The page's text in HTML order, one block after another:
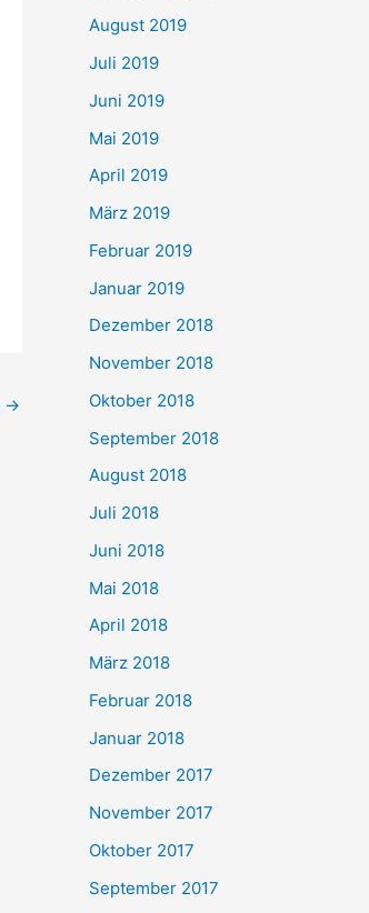
→
August 2019
Juli 2019
Juni 2019
Mai 2019
April 2019
März 2019
Februar 2019
Januar 2019
Dezember 2018
November 2018
Oktober 2018
September 2018
August 2018
Juli 2018
Juni 2018
Mai 2018
April 2018
März 2018
Februar 2018
Januar 2018
Dezember 2017
November 2017
Oktober 2017
September 2017